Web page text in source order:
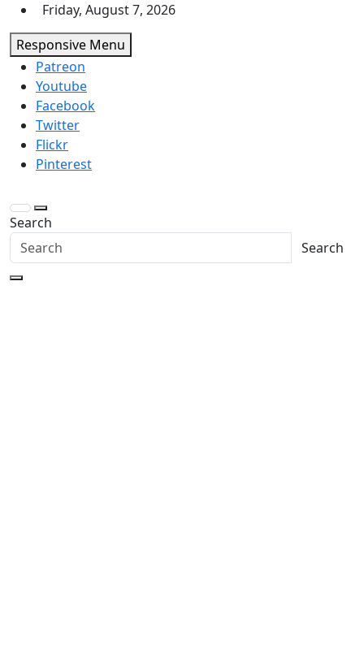
Skip
to
content
Friday, August 7, 2026
Responsive Menu
Patreon
Youtube
Facebook
Twitter
Flickr
Pinterest
Search
Search